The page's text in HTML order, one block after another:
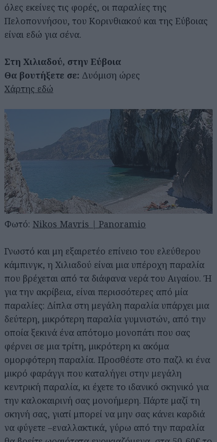
όλες εκείνες τις φορές, οι παραλίες της
Πελοποννήσου, του Κορινθιακού και της Εύβοιας
είναι εδώ για σένα.
Στη Χιλιαδού, στην Εύβοια
Θα βουτήξετε σε: Δυόμιση ώρες
Χάρτης εδώ
Φωτό: Nikos Mavris | Panoramio
Γνωστό και μη εξαιρετέο επίνειο του ελεύθερου
κάμπινγκ, η Χιλιαδού είναι μια υπέροχη παραλία
που βρέχεται από τα διάφανα νερά του Αιγαίου. Ή
για την ακρίβεια, είναι περισσότερες από μία
παραλίες: Δίπλα στη μεγάλη παραλία υπάρχει μια
δεύτερη, μικρότερη παραλία γυμνιστών, από την
οποία ξεκινά ένα απότομο μονοπάτι που σας
φέρνει σε μια τρίτη, μικρότερη κι ακόμα
ομορφότερη παραλία. Προσθέστε στο παζλ κι ένα
μικρό φαράγγι που καταλήγει στην μεγάλη
κεντρική παραλία, κι έχετε το ιδανικό σκηνικό για
την καλοκαιρινή σας μονοήμερη. Πάρτε μαζί τη
σκηνή σας, γιατί μπορεί να μην σας κάνει καρδιά
να φύγετε –εναλλακτικά, γύρω από την παραλία